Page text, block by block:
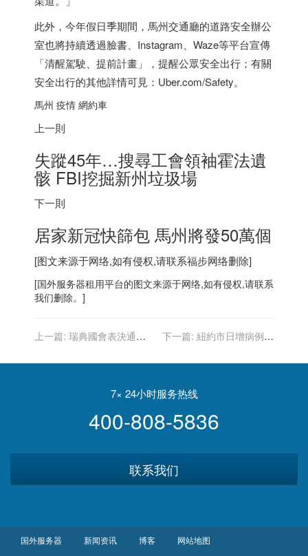
此外，今年假日季期間，馬州交通廳的道路安全辦公
室也將持續透過臉書、Instagram、Waze等平台宣傳
「清醒駕駛、提前計畫」，提醒公眾安全出行；有關
安全出行的其他詳情可見：Uber.com/Safety。
馬州 疫情 網約車
上一則
失蹤45年…搜尋工會領袖霍法遺
骸 FBI挖掘新州垃圾場
下一則
居家新冠快篩包 馬州將發50萬個
[图文来源于网络,如有侵权,请联系福步网络删除]
[国外服务器租用平台的图文来源于网络,如有侵权,请联系
我们删除。]
上一篇: 瑞典國會表決通過
下一篇: 紐約市日增病例破
可照常進行
7× 24小时服务热线
400-808-5836
联系我们
国外服务器 新闻资讯 博客 网站地图